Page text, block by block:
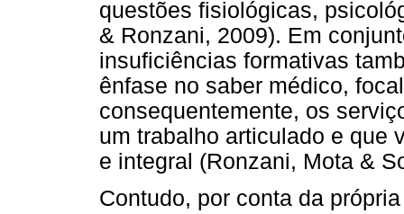
questões fisiológicas,
& Ronzani, 2009). Em
insuficiências formativas
ênfase no saber médico,
consequentemente, os
um trabalho articulado e que
e integral (Ronzani, Mota &
Contudo, por conta da